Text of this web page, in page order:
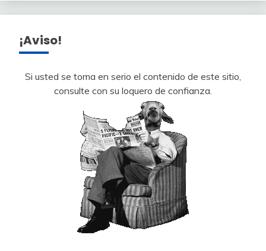
¡Aviso!
Si usted se toma en serio el contenido de este sitio,
consulte con su loquero de confianza.